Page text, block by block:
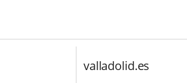
valladolid.es